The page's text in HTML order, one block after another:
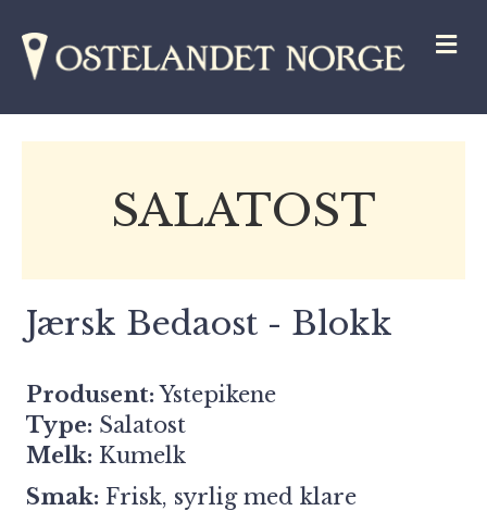
SALATOST
Jærsk Bedaost - Blokk
Produsent:Ystepikene
Type: Salatost
Melk: Kumelk
Smak: Frisk, syrlig med klare